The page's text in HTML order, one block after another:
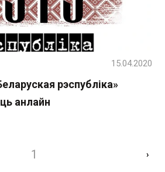
рэспубліка»
анлайн
15.04.2020
1 ›